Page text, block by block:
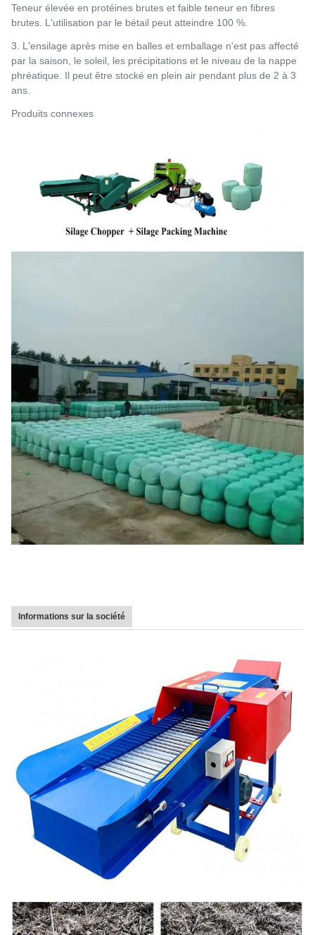
Teneur élevée en protéines brutes et faible teneur en fibres
brutes. L'utilisation par le bétail peut atteindre 100 %.
3. L'ensilage après mise en balles et emballage n'est pas affecté
par la saison, le soleil, les précipitations et le niveau de la nappe
phréatique. Il peut être stocké en plein air pendant plus de 2 à 3
ans.
Produits connexes
Informations sur la société